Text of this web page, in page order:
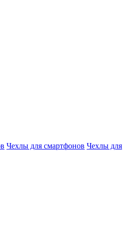
Чехлы для смартфонов Чехлы для